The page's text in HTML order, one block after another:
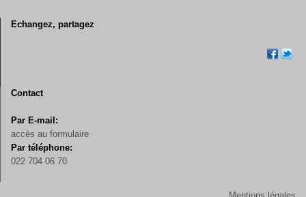
Echangez, partagez
Contact
Par E-mail:
accès au formulaire
Par téléphone:
022 704 06 70